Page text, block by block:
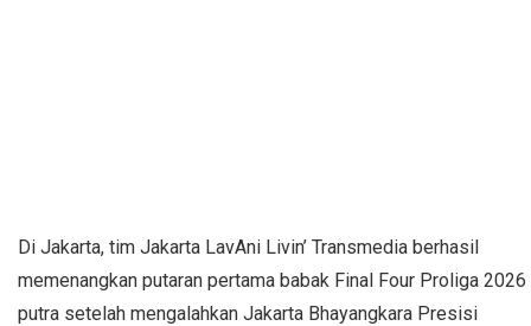
Di Jakarta, tim Jakarta LavAni Livin’ Transmedia berhasil
memenangkan putaran pertama babak Final Four Proliga 2026
putra setelah mengalahkan Jakarta Bhayangkara Presisi